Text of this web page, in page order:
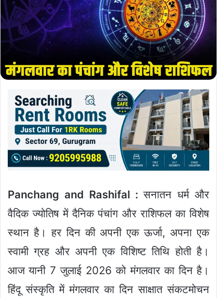
Panchang and Rashifal :सनातन धर्म और
वैदिक ज्योतिष में दैनिक पंचांग और राशिफल का विशेष
स्थान है। हर दिन की अपनी एक ऊर्जा, अपना एक
स्वामी ग्रह और अपनी एक विशिष्ट तिथि होती है।
आज यानी 7 जुलाई 2026 को मंगलवार का दिन है।
हिंदू संस्कृति में मंगलवार का दिन साक्षात संकटमोचन